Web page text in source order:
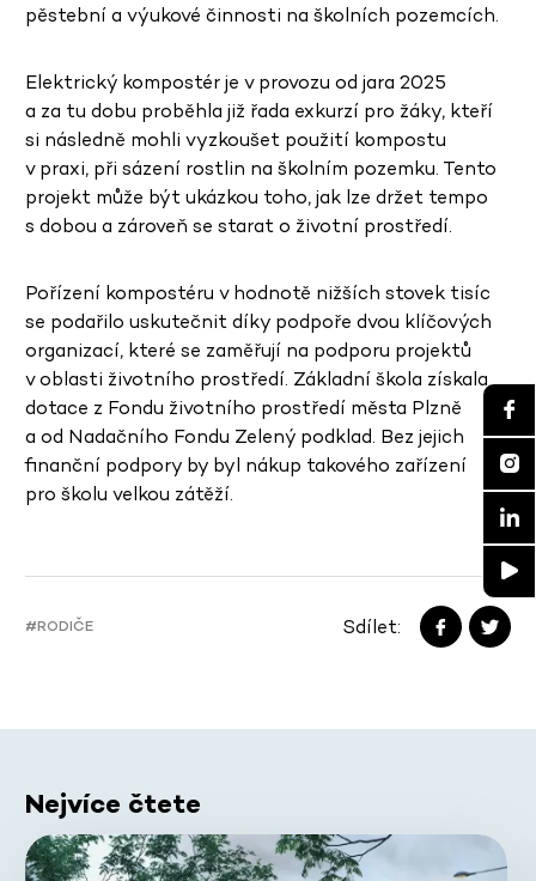
pěstební a výukové činnosti na školních pozemcích.
Elektrický kompostér je v provozu od jara 2025
a za tu dobu proběhla již řada exkurzí pro žáky, kteří
si následně mohli vyzkoušet použití kompostu
v praxi, při sázení rostlin na školním pozemku. Tento
projekt může být ukázkou toho, jak lze držet tempo
s dobou a zároveň se starat o životní prostředí.
Pořízení kompostéru v hodnotě nižších stovek tisíc
se podařilo uskutečnit díky podpoře dvou klíčových
organizací, které se zaměřují na podporu projektů
v oblasti životního prostředí. Základní škola získala
dotace z Fondu životního prostředí města Plzně
a od Nadačního Fondu Zelený podklad. Bez jejich
finanční podpory by byl nákup takového zařízení
pro školu velkou zátěží.
#RODIČE Sdílet:
Nejvíce čtete